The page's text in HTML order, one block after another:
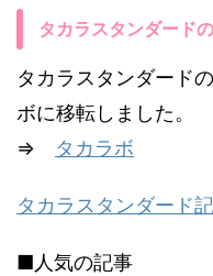
タカラスタンダード
タカラスタンダード
ボに移転しました。
⇒ タカラボ
タカラスタンダード
■人気の記事